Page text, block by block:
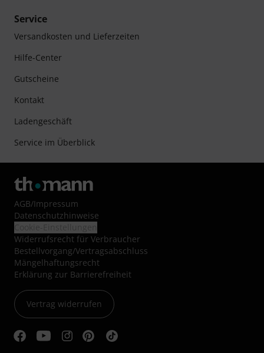
Service
Versandkosten und Lieferzeiten
Hilfe-Center
Gutscheine
Kontakt
Ladengeschäft
Service im Überblick
AGB/Impressum
Datenschutzhinweise
Widerrufsrecht für Verbraucher
Bestellvorgang/Vertragsabschluss
Mängelhaftungsrecht
Erklärung zur Barrierefreiheit
Vertrag widerrufen